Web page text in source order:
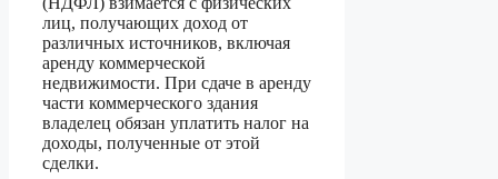
лиц, получающих доход от
различных источников, включая
аренду коммерческой
недвижимости. При сдаче в аренду
части коммерческого здания
владелец обязан уплатить налог на
доходы, полученные от этой
сделки.